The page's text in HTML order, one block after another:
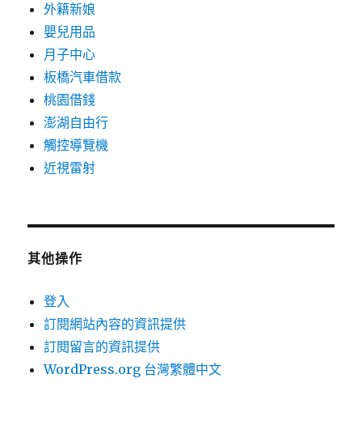
外籍新娘
嬰兒用品
月子中心
板橋汽車借款
桃園借錢
澎湖自由行
觸控導覽機
近視雷射
其他操作
登入
訂閱網站內容的資訊提供
訂閱留言的資訊提供
WordPress.org 台灣繁體中文